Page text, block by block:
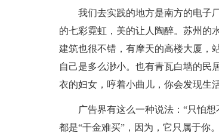
我们去实践的地方是南方的电子
的七彩霓虹，美的让人陶醉。苏州的
建筑也很不错，有摩天的高楼大厦，
自己是多么渺小。也有青瓦白墙的民
衣的妇女，哼着小曲儿，你会发现生
广告界有这么一种说法：“只怕
都是“干金难买”，因为，它只属于你。